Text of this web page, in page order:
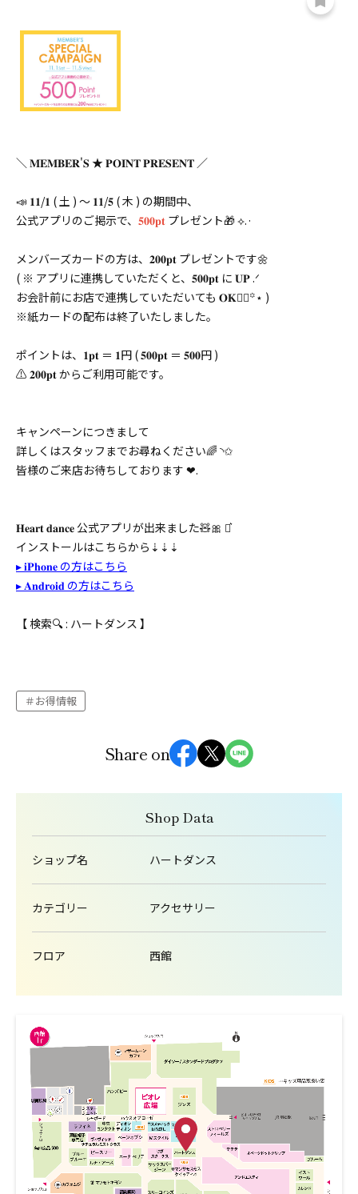
＼ 𝐌𝐄𝐌𝐁𝐄𝐑'𝐒 ★ 𝐏𝐎𝐈𝐍𝐓 𝐏𝐑𝐄𝐒𝐄𝐍𝐓 ／
📣 𝟏𝟏/𝟏 ( 土 ) 〜 𝟏𝟏/𝟓 ( 木 ) の期間中、
公式アプリのご掲示で、 𝟓𝟎𝟎𝐩𝐭 プレゼント🎁 ⟡.·
メンバーズカードの方は、𝟐𝟎𝟎𝐩𝐭 プレゼントです🌼
( ※ アプリに連携していただくと、𝟓𝟎𝟎𝐩𝐭 に 𝐔𝐏 .ᐟ
お会計前にお店で連携していただいても 𝐎𝐊👌🏻꙳⋆ )
※紙カードの配布は終了いたしました。
ポイントは、𝟏𝐩𝐭 ＝ 𝟏円 ( 𝟓𝟎𝟎𝐩𝐭 ＝ 𝟓𝟎𝟎円 )
⚠️ 𝟐𝟎𝟎𝐩𝐭 からご利用可能です。
キャンペーンにつきまして
詳しくはスタッフまでお尋ねください🌈 ◝✩
皆様のご来店お待ちしております ❤︎.
𝐇𝐞𝐚𝐫𝐭 𝐝𝐚𝐧𝐜𝐞 公式アプリが出来ました🧸🎀 ⋆͛
インストールはこちらから⇣⇣⇣
▸ 𝐢𝐏𝐡𝐨𝐧𝐞 の方はこちら
▸ 𝐀𝐧𝐝𝐫𝐨𝐢𝐝 の方はこちら
【 検索🔍 : ハートダンス 】
お得情報
Share on
Shop Data
ショップ名 ハートダンス
カテゴリー アクセサリー
フロア 西館